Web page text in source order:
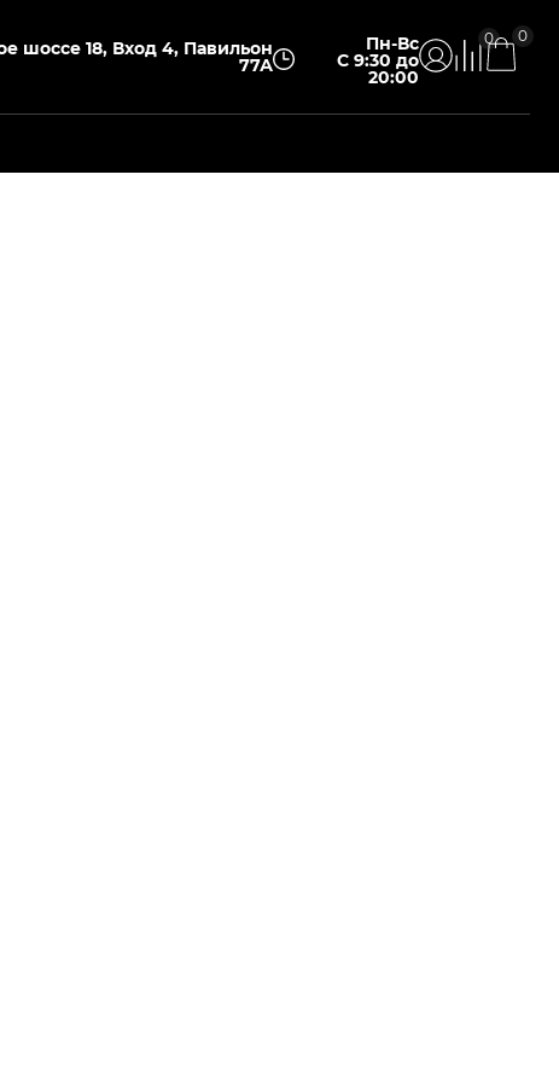
шоссе 18, Вход 4, Павильон
77А
Пн-Вс
С 9:30 до
20:00
0 0